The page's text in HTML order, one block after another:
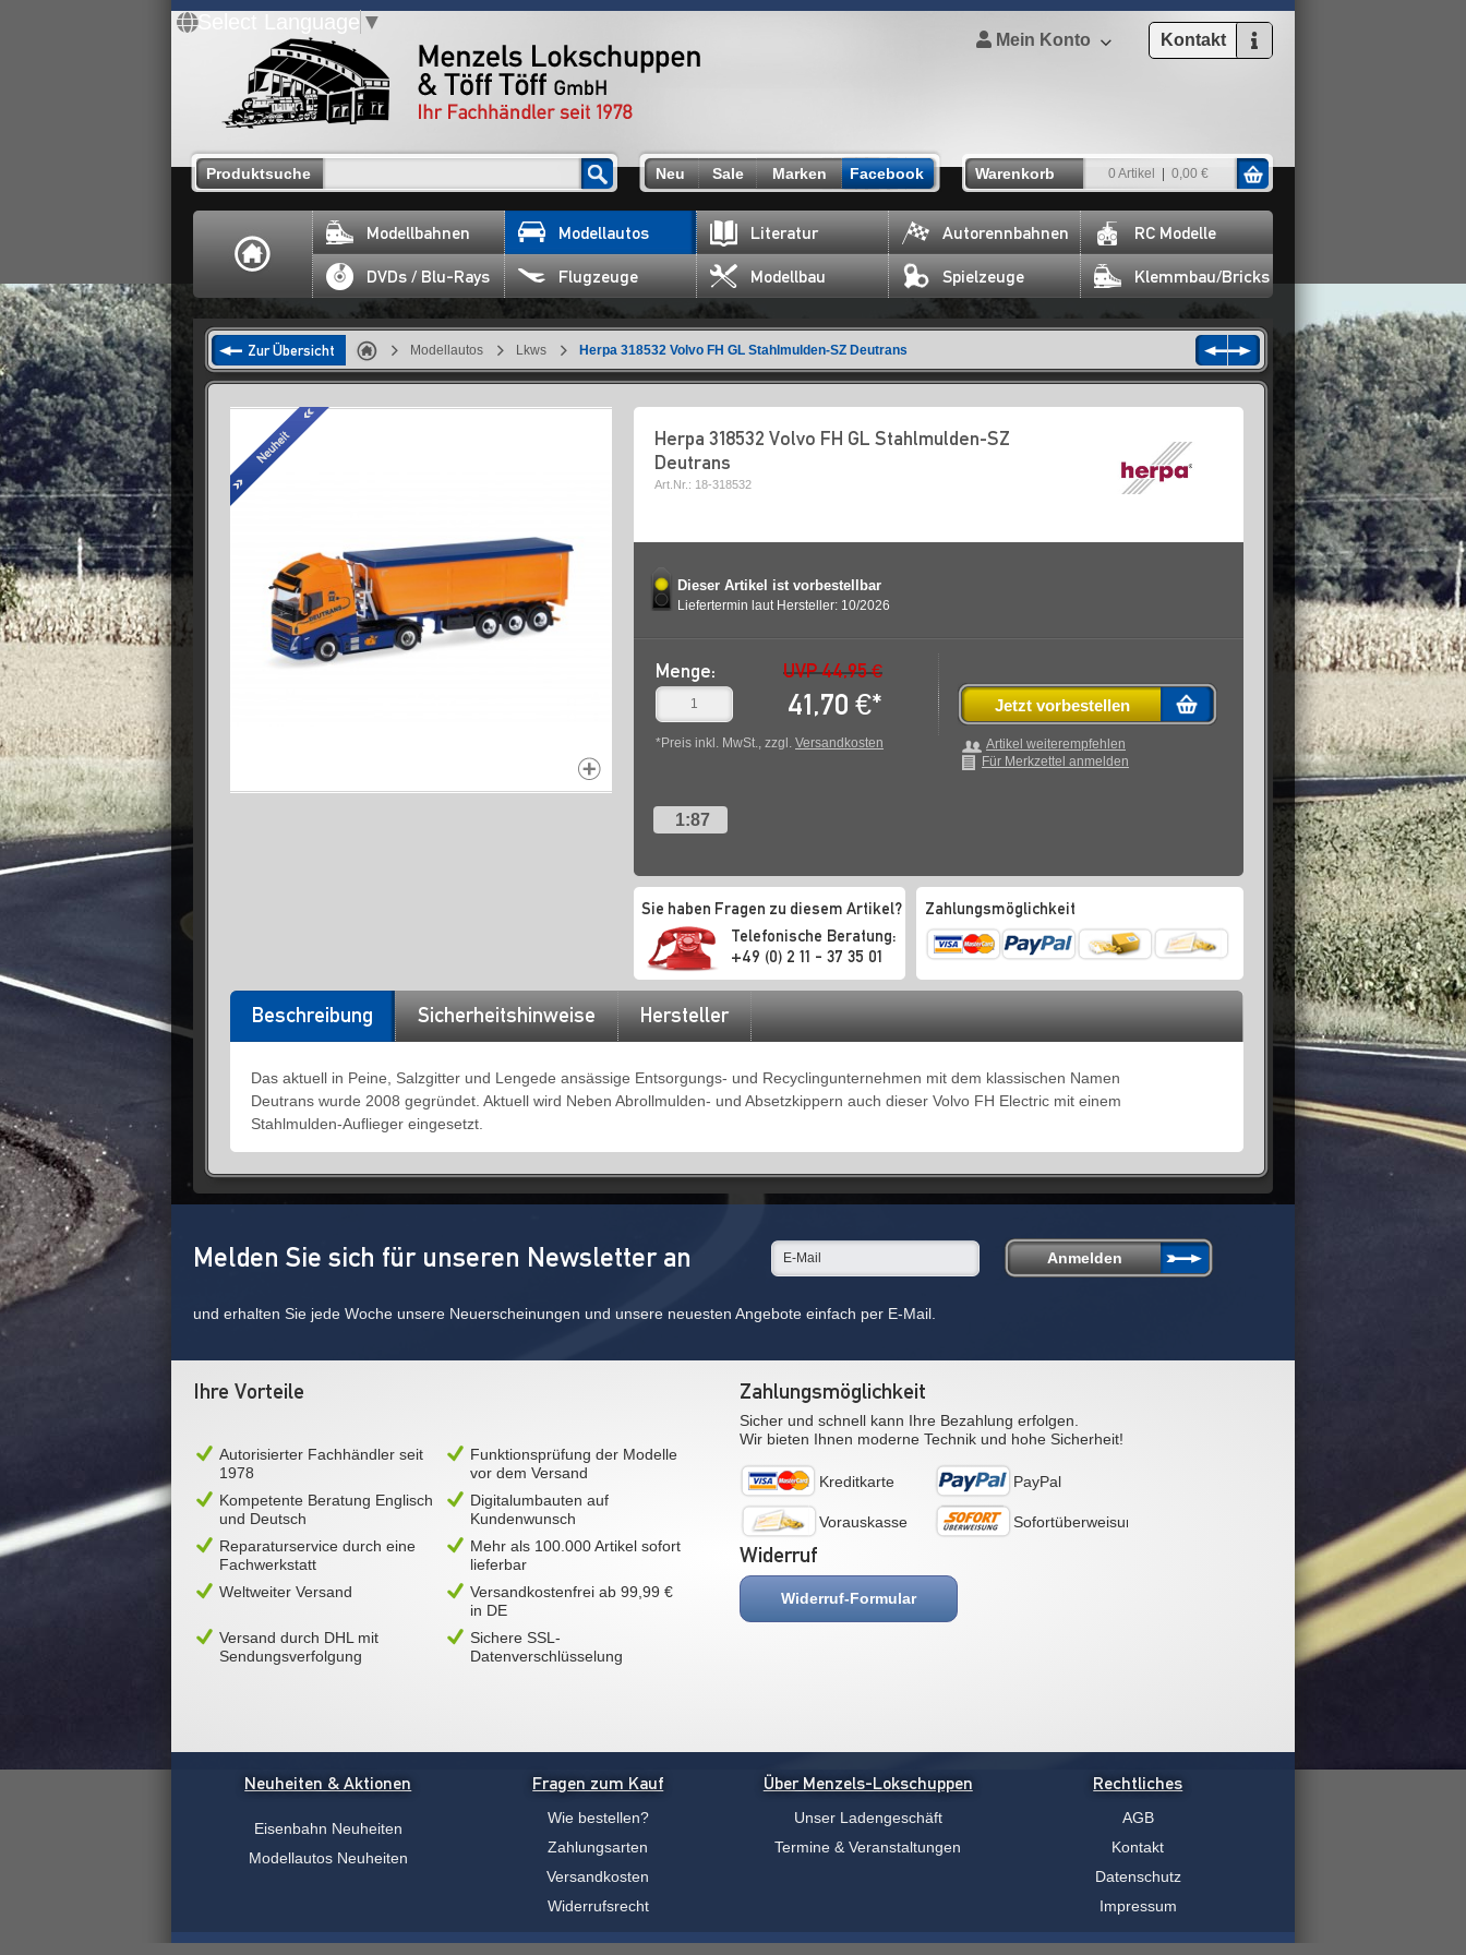
Select Language ▼
Mein Konto Kontakt
Produktsuche Neu Sale Marken Facebook Warenkorb 0 Artikel 0,00 €
Modellbahnen Modellautos Literatur Autorennbahnen RC Modelle
DVDs / Blu-Rays Flugzeuge Modellbau Spielzeuge Klemmbau/Bricks
Zur Übersicht Modellautos Lkws Herpa 318532 Volvo FH GL Stahlmulden-SZ Deutrans
Herpa 318532 Volvo FH GL Stahlmulden-SZ
Deutrans
Art.Nr.: 18-318532
Dieser Artikel ist vorbestellbar
Liefertermin laut Hersteller: 10/2026
Menge: UVP 44,95 €
41,70 €*
*Preis inkl. MwSt., zzgl. Versandkosten
Jetzt vorbestellen
Artikel weiterempfehlen
Für Merkzettel anmelden
1:87
Sie haben Fragen zu diesem Artikel?
Telefonische Beratung:
+49 (0) 2 11 - 37 35 01
Zahlungsmöglichkeit
Beschreibung Sicherheitshinweise Hersteller
Das aktuell in Peine, Salzgitter und Lengede ansässige Entsorgungs- und Recyclingunternehmen mit dem klassischen Namen
Deutrans wurde 2008 gegründet. Aktuell wird Neben Abrollmulden- und Absetzkippern auch dieser Volvo FH Electric mit einem
Stahlmulden-Auflieger eingesetzt.
Melden Sie sich für unseren Newsletter an
und erhalten Sie jede Woche unsere Neuerscheinungen und unsere neuesten Angebote einfach per E-Mail.
Ihre Vorteile
Autorisierter Fachhändler seit
1978
Funktionsprüfung der Modelle
vor dem Versand
Kompetente Beratung Englisch
und Deutsch
Digitalumbauten auf
Kundenwunsch
Reparaturservice durch eine
Fachwerkstatt
Mehr als 100.000 Artikel sofort
lieferbar
Weltweiter Versand
Versandkostenfrei ab 99,99 €
in DE
Versand durch DHL mit
Sendungsverfolgung
Sichere SSL-
Datenverschlüsselung
Zahlungsmöglichkeit
Sicher und schnell kann Ihre Bezahlung erfolgen.
Wir bieten Ihnen moderne Technik und hohe Sicherheit!
Kreditkarte PayPal
Vorauskasse Sofortüberweisung
Widerruf
Widerruf-Formular
Neuheiten & Aktionen
Eisenbahn Neuheiten
Modellautos Neuheiten
Fragen zum Kauf
Wie bestellen?
Zahlungsarten
Versandkosten
Widerrufsrecht
Über Menzels-Lokschuppen
Unser Ladengeschäft
Termine & Veranstaltungen
Rechtliches
AGB
Kontakt
Datenschutz
Impressum